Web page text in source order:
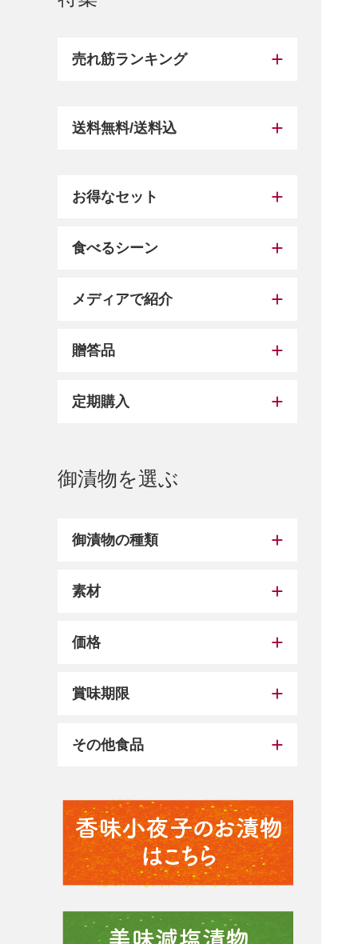
売れ筋ランキング
送料無料/送料込
お得なセット
食べるシーン
メディアで紹介
贈答品
定期購入
御漬物を選ぶ
御漬物の種類
素材
価格
賞味期限
その他食品